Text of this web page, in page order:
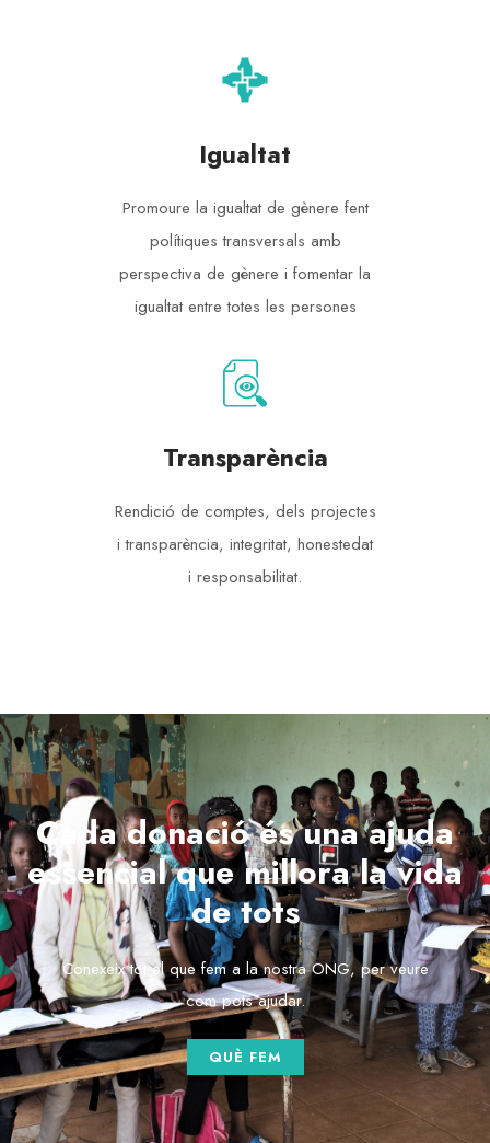
Igualtat
Promoure la igualtat de gènere fent
polítiques transversals amb
perspectiva de gènere i fomentar la
igualtat entre totes les persones
Transparència
Rendició de comptes, dels projectes
i transparència, integritat, honestedat
i responsabilitat.
Cada donació és una ajuda
essencial que millora la vida
de tots
Conexeix tot el que fem a la nostra ONG, per veure
com pots ajudar.
QUÈ FEM